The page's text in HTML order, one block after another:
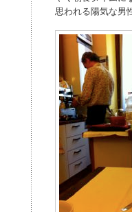
思われる陽気な男